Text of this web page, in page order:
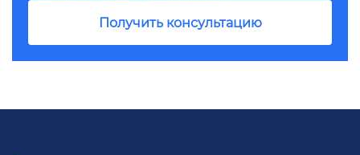
Получить консультацию